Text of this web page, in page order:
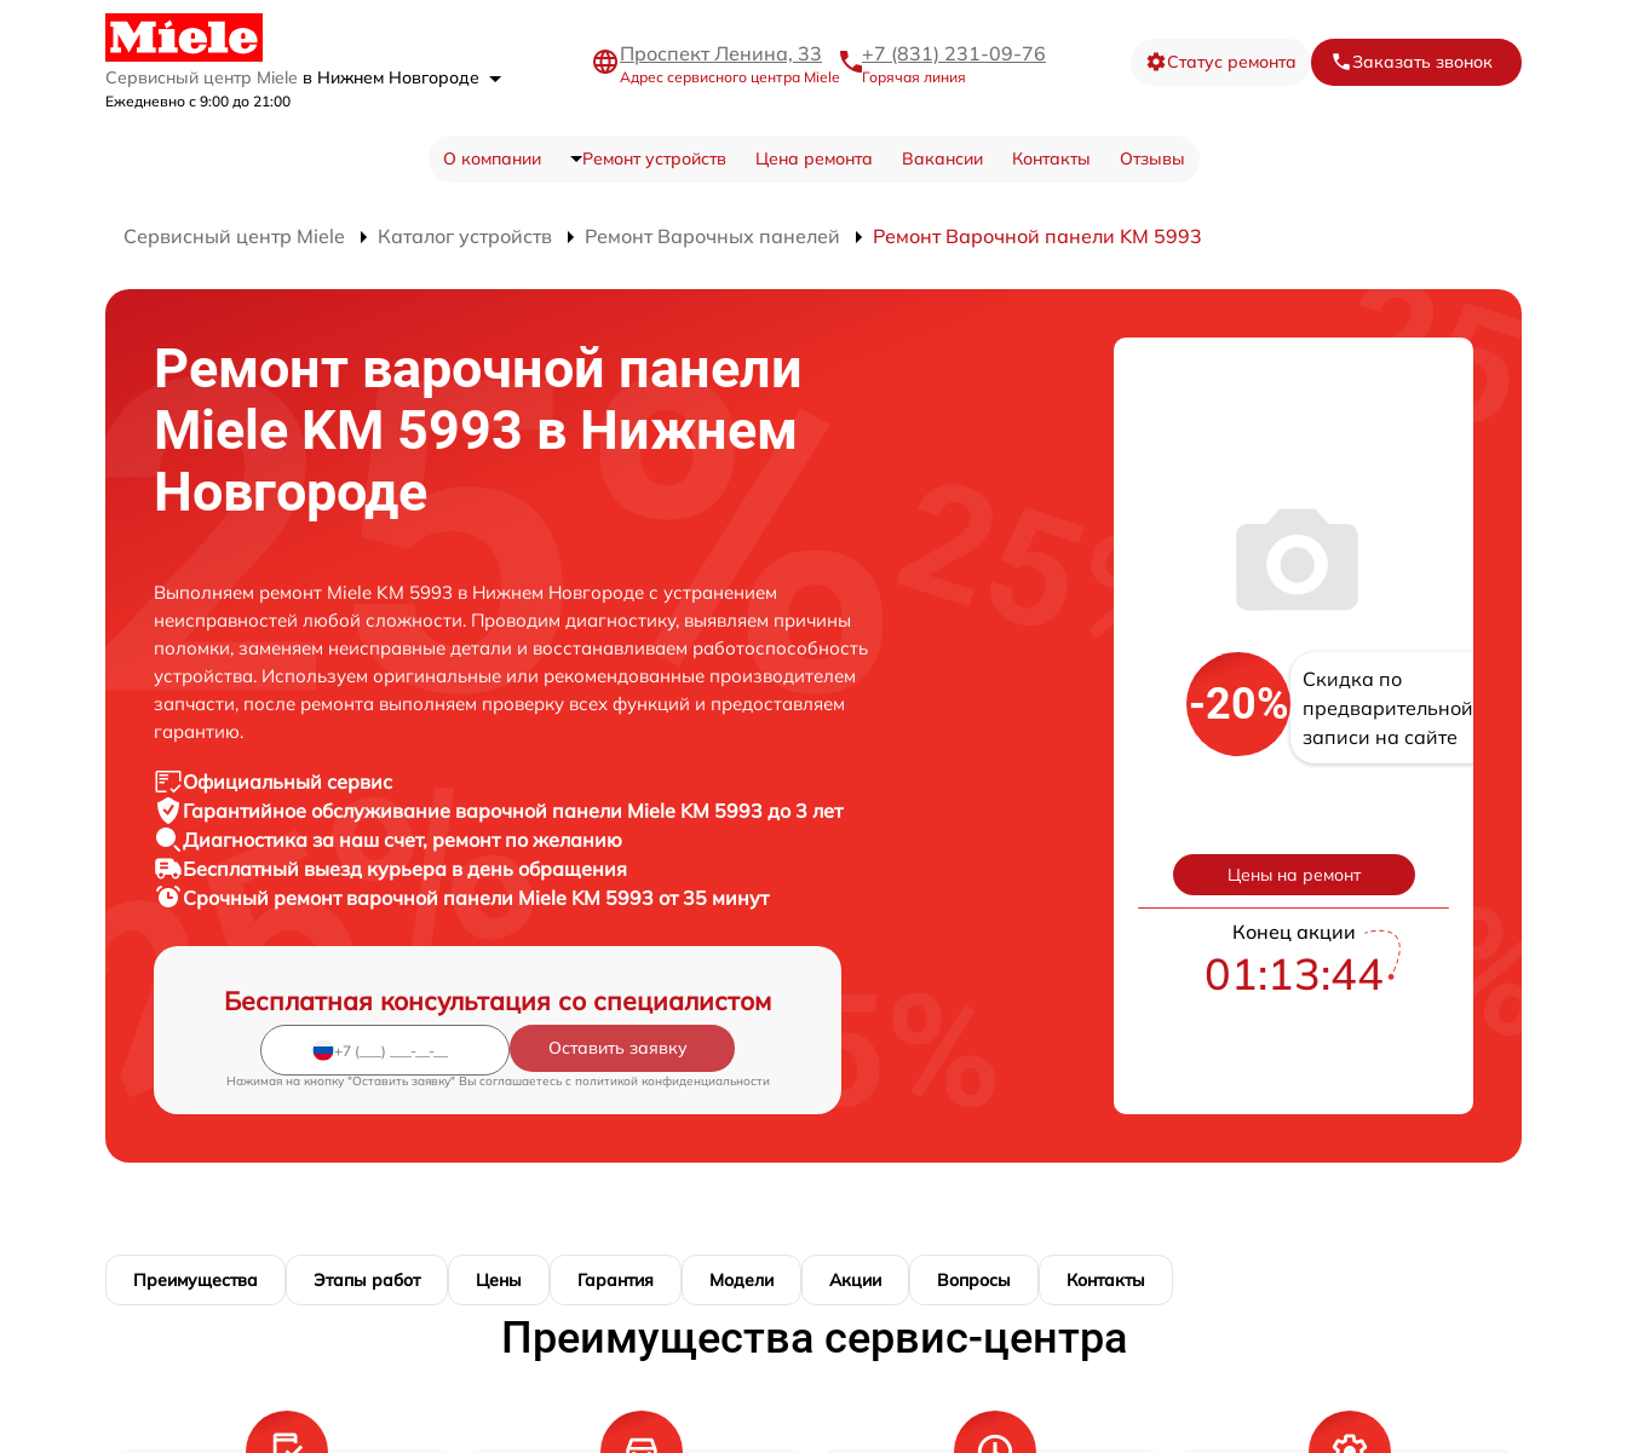
Сервисный центр Miele в Нижнем Новгороде
Ежедневно с 9:00 до 21:00
Проспект Ленина, 33
Адрес сервисного центра Miele
+7 (831) 231-09-76
Горячая линия
Статус ремонта Заказать звонок
О компании Ремонт устройств Цена ремонта Вакансии Контакты Отзывы
Сервисный центр Miele Каталог устройств Ремонт Варочных панелей Ремонт Варочной панели KM 5993
Ремонт варочной панели
Miele KM 5993 в Нижнем
Новгороде
Выполняем ремонт Miele KM 5993 в Нижнем Новгороде с устранением
неисправностей любой сложности. Проводим диагностику, выявляем причины
поломки, заменяем неисправные детали и восстанавливаем работоспособность
устройства. Используем оригинальные или рекомендованные производителем
запчасти, после ремонта выполняем проверку всех функций и предоставляем
гарантию.
Официальный сервис
Гарантийное обслуживание варочной панели Miele KM 5993 до 3 лет
Диагностика за наш счет, ремонт по желанию
Бесплатный выезд курьера в день обращения
Срочный ремонт варочной панели Miele KM 5993 от 35 минут
Бесплатная консультация со специалистом
Оставить заявку
Нажимая на кнопку "Оставить заявку" Вы соглашаетесь c политикой конфиденциальности
-20%
Скидка по
предварительной
записи на сайте
Цены на ремонт
Конец акции
01:13:43
Преимущества Этапы работ Цены Гарантия Модели Акции Вопросы Контакты
Преимущества сервис-центра